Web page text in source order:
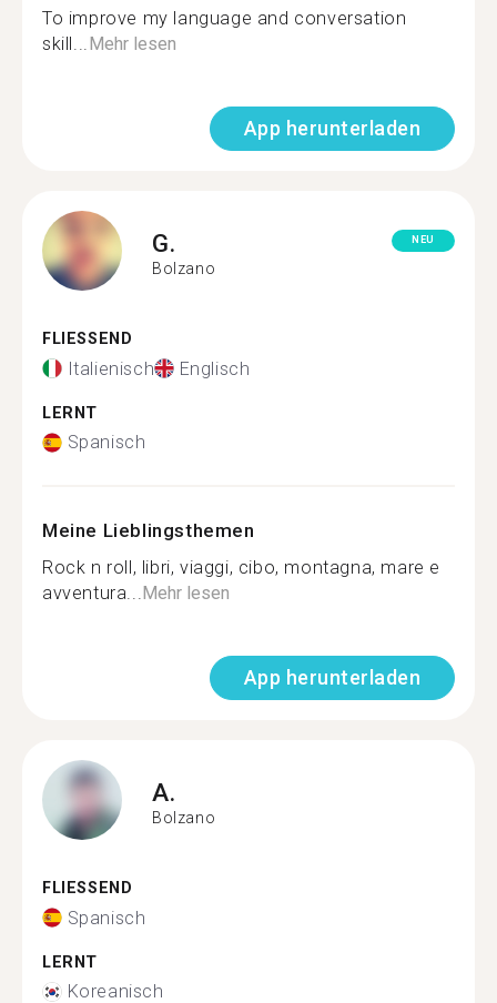
To improve my language and conversation
skill...Mehr lesen
App herunterladen
G.
Bolzano
NEU
FLIESSEND
Italienisch Englisch
LERNT
Spanisch
Meine Lieblingsthemen
Rock n roll, libri, viaggi, cibo, montagna, mare e
avventura...Mehr lesen
App herunterladen
A.
Bolzano
FLIESSEND
Spanisch
LERNT
Koreanisch